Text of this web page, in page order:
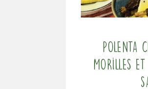
Polenta
morilles et